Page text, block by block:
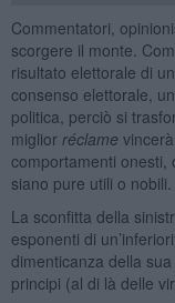
Commentatori,
scorgere il monte.
risultato elettorale di
consenso elettorale,
politica, perciò si
miglior réclame
comportamenti onesti,
siano pure utili o nobili.
La sconfitta della
esponenti di
dimenticanza della
principi (al di là delle